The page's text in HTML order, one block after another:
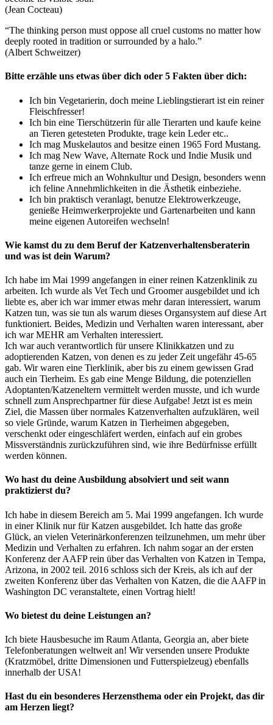
(Jean Cocteau)
“The thinking person must oppose all cruel customs no matter how
deeply rooted in tradition or surrounded by a halo.”
(Albert Schweitzer)
Bitte erzähle uns etwas über dich oder 5 Fakten über dich:
Ich bin Vegetarierin, doch meine Lieblingstierart ist ein reiner
Fleischfresser!
Ich bin eine Tierschützerin für alle Tierarten und kaufe keine
an Tieren getesteten Produkte, trage kein Leder etc..
Ich mag Muskelautos and besitze einen 1965 Ford Mustang.
Ich mag New Wave, Alternate Rock und Indie Musik und
tanze gerne in einem Club.
Ich erfreue mich an Wohnkultur und Design, besonders wenn
ich feline Annehmlichkeiten in die Ästhetik einbeziehe.
Ich bin praktisch veranlagt, benutze Elektrowerkzeuge,
genieße Heimwerkerprojekte und Gartenarbeiten und kann
meine eigenen Autoreifen wechseln!
Wie kamst du zu dem Beruf der Katzenverhaltensberaterin
und was ist dein Warum?
Ich habe im Mai 1999 angefangen in einer reinen Katzenklinik zu
arbeiten. Ich wurde als Vet Tech und Groomer ausgebildet und ich
liebte es, aber ich war immer etwas mehr daran interessiert, warum
Katzen tun, was sie tun als warum dieses Organsystem auf diese Art
funktioniert. Beides, Medizin und Verhalten waren interessant, aber
ich war MEHR am Verhalten interessiert.
Ich war auch verantwortlich für unsere Klinikkatzen und zu
adoptierenden Katzen, von denen es zu jeder Zeit ungefähr 45-65
gab. Wir waren eine Tierklinik, aber bis zu einem gewissen Grad
auch ein Tierheim. Es gab eine Menge Bildung, die potenziellen
Adoptanten/Katzeneltern vermittelt werden musste, und ich wurde
schnell zum Ansprechpartner für diese Aufgabe! Jetzt ist es mein
Ziel, die Massen über normales Katzenverhalten aufzuklären, weil
so viele Gründe, warum Katzen in Tierheimen abgegeben,
verschenkt oder eingeschläfert werden, einfach auf ein grobes
Missverständnis zurückzuführen sind, wie ihre Bedürfnisse erfüllt
werden können.
Wo hast du deine Ausbildung absolviert und seit wann
praktizierst du?
Ich habe in diesem Bereich am 5. Mai 1999 angefangen. Ich wurde
in einer Klinik nur für Katzen ausgebildet. Ich hatte das große
Glück, an vielen Veterinärkonferenzen teilzunehmen, um mehr über
Medizin und Verhalten zu erfahren. Ich nahm sogar an der ersten
Konferenz der AAFP rein über das Verhalten von Katzen in Tempa,
Arizona, in 2002 teil. 2016 schloss sich der Kreis, als ich auf der
zweiten Konferenz über das Verhalten von Katzen, die die AAFP in
Washington DC veranstaltete, einen Vortrag hielt!
Wo bietest du deine Leistungen an?
Ich biete Hausbesuche im Raum Atlanta, Georgia an, aber biete
Telefonberatungen weltweit an! Wir versenden unsere Produkte
(Kratzmöbel, dritte Dimensionen und Futterspielzeug) ebenfalls
innerhalb der USA!
Hast du ein besonderes Herzensthema oder ein Projekt, das dir
am Herzen liegt?